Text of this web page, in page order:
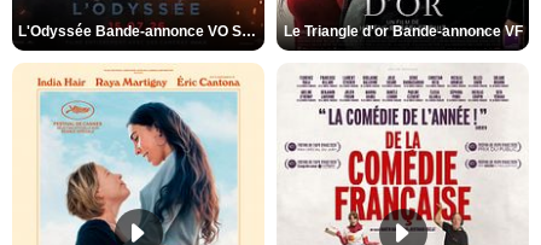
L'Odyssée Bande-annonce VO STFR Le Triangle d'or Bande-annonce VF